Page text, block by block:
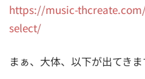
https://music-
select/
まぁ、大体、以下が出てきま